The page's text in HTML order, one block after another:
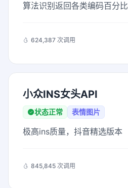
算法识别返回各类编码百分比
624,387 次调用
小众INS女头API
状态正常 表情图片
极高ins质量，抖音精选版本
845,845 次调用